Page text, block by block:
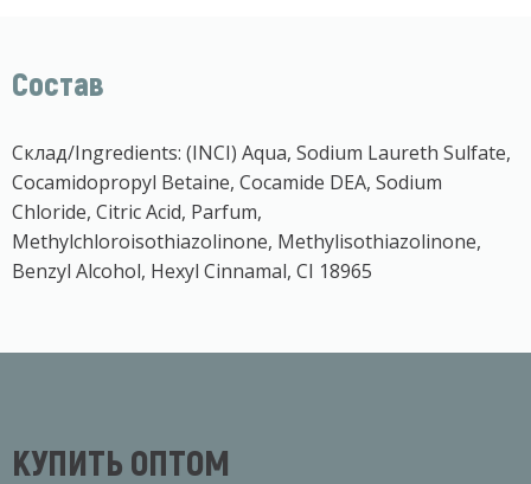
Состав
Склад/Ingredients: (INCI) Aqua, Sodium Laureth Sulfate,
Cocamidopropyl Betaine, Cocamide DEA, Sodium
Chloride, Citric Acid, Parfum,
Methylchloroisothiazolinone, Methylisothiazolinone,
Benzyl Alcohol, Hexyl Cinnamal, CI 18965
КУПИТЬ ОПТОМ